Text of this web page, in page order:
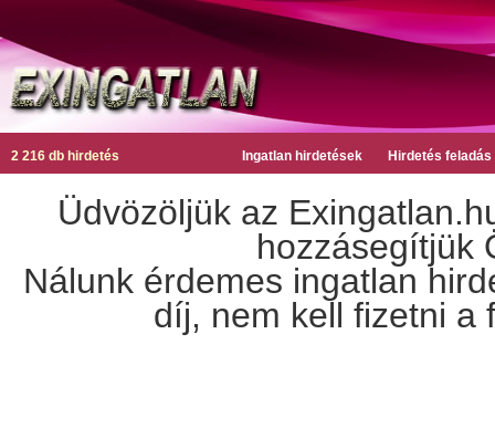
2 216 db hirdetés Ingatlan hirdetések Hirdetés feladás
Üdvözöljük az
hozzásegítjük
Nálunk érdemes ingatlan
díj, nem kell fizetni a